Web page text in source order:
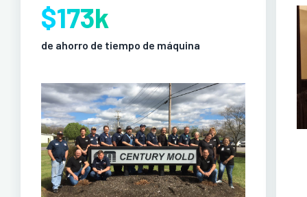
$173k
de ahorro de tiempo de máquina